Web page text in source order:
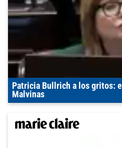
Patricia Bullrich a los gritos:
Malvinas